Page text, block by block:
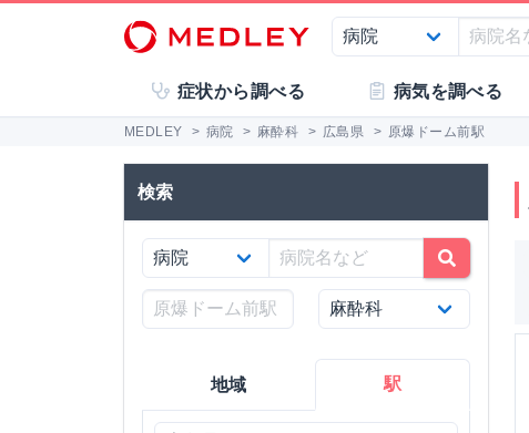
症状から調べる 病気を調べる
MEDLEY > 病院 > 麻酔科 > 広島県 > 原爆ドーム前駅
検索
地域 駅